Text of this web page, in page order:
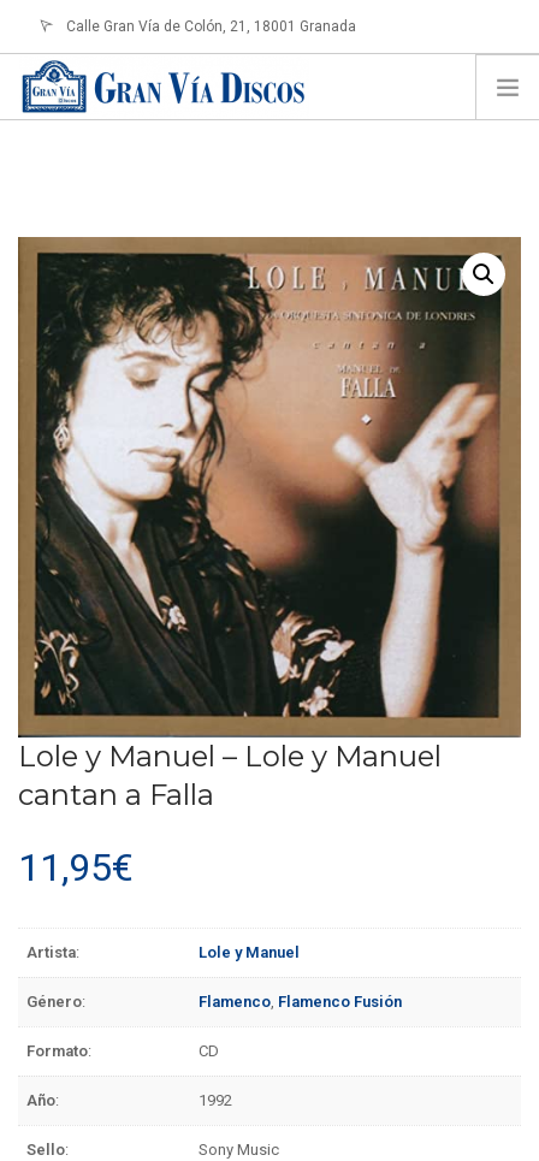
Calle Gran Vía de Colón, 21, 18001 Granada
info@granviadiscos.com
SOBRE NOSOTROS
CONTACTO
SHOPPING CART
Lole y Manuel – Lole y Manuel
cantan a Falla
11,95€
Artista: Lole y Manuel
Género: Flamenco, Flamenco Fusión
Formato: CD
Año: 1992
Sello: Sony Music